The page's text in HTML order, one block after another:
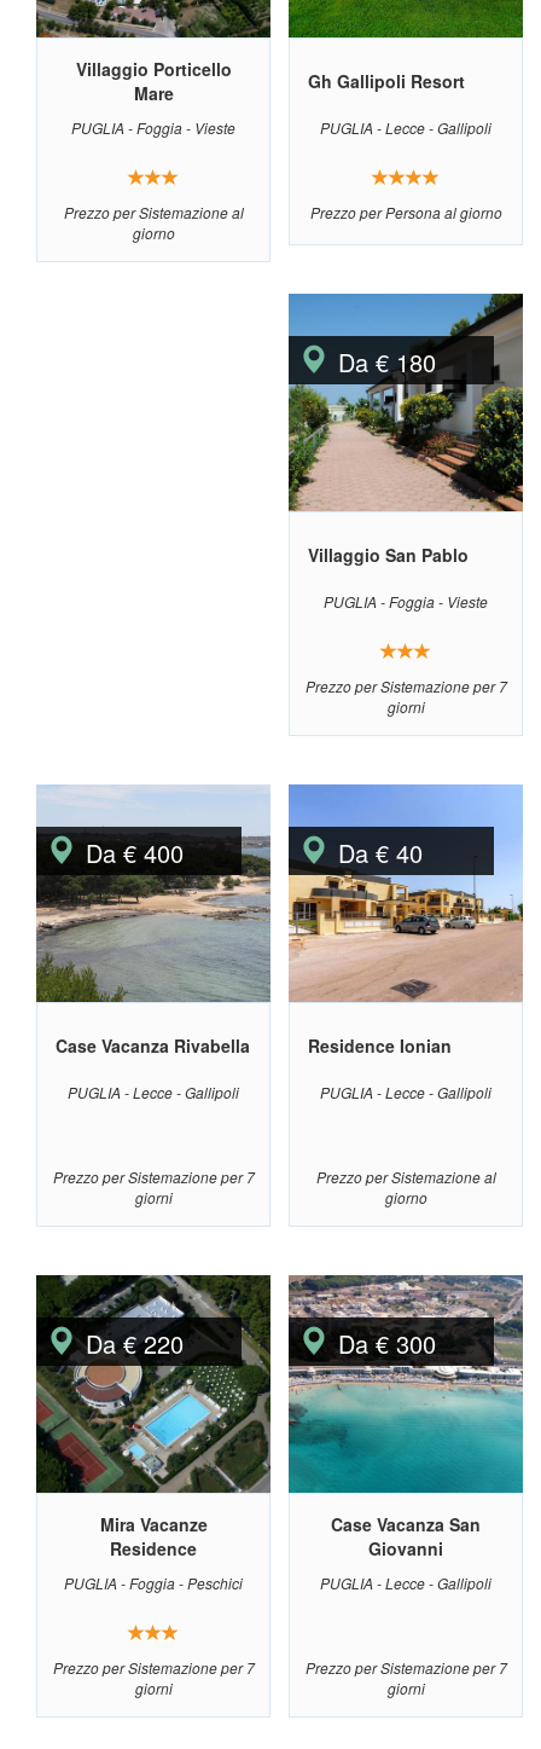
Villaggio Porticello
Mare
PUGLIA - Foggia - Vieste
Prezzo per Sistemazione al
giorno
Gh Gallipoli Resort
PUGLIA - Lecce - Gallipoli
Prezzo per Persona al giorno
Da € 180
Villaggio San Pablo
PUGLIA - Foggia - Vieste
Prezzo per Sistemazione per 7
giorni
Da € 400
Case Vacanza Rivabella
PUGLIA - Lecce - Gallipoli
Prezzo per Sistemazione per 7
giorni
Da € 40
Residence Ionian
PUGLIA - Lecce - Gallipoli
Prezzo per Sistemazione al
giorno
Da € 220
Mira Vacanze
Residence
PUGLIA - Foggia - Peschici
Prezzo per Sistemazione per 7
giorni
Da € 300
Case Vacanza San
Giovanni
PUGLIA - Lecce - Gallipoli
Prezzo per Sistemazione per 7
giorni